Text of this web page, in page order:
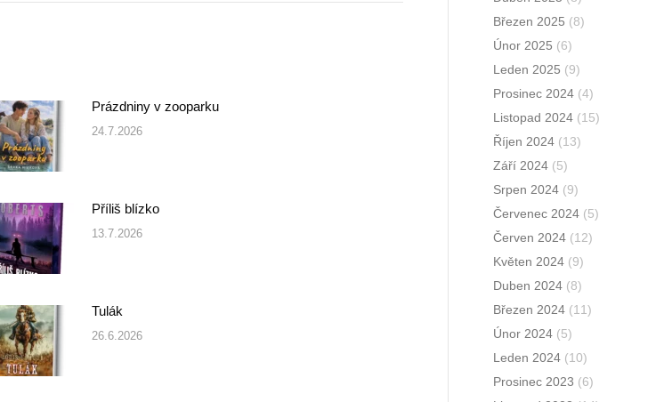
Prázdniny v zooparku
24.7.2026
Příliš blízko
13.7.2026
Tulák
26.6.2026
Březen 2025 (8)
Únor 2025 (6)
Leden 2025 (9)
Prosinec 2024 (4)
Listopad 2024 (15)
Říjen 2024 (13)
Září 2024 (5)
Srpen 2024 (9)
Červenec 2024 (5)
Červen 2024 (12)
Květen 2024 (9)
Duben 2024 (8)
Březen 2024 (11)
Únor 2024 (5)
Leden 2024 (10)
Prosinec 2023 (6)